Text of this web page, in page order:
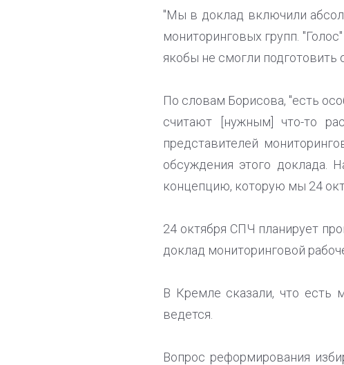
"Мы в доклад включили
мониторинговых групп.
якобы не смогли подготовить
По словам Борисова, "есть
считают [нужным] что-то
представителей
обсуждения этого доклада.
концепцию, которую мы 24
24 октября СПЧ планирует
доклад мониторинговой
В Кремле сказали, что есть
ведется.
Вопрос реформирования